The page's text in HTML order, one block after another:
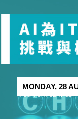
MONDAY, 28
IT SUPPORT SERVICE